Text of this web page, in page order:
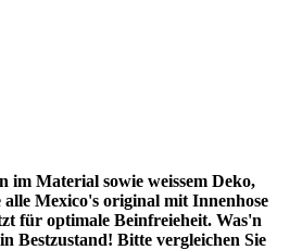
Material sowie weissem Deko,
Mexico's original mit Innenhose
für optimale Beinfreieheit. Was'n
Bestzustand! Bitte vergleichen Sie